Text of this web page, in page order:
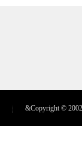
&Copyright ©